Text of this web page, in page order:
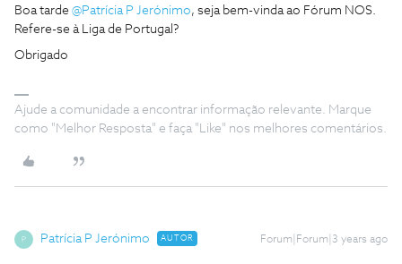
Boa tarde @Patrícia P Jerónimo, seja bem-vinda ao Fórum NOS.
Refere-se à Liga de Portugal?
Obrigado
Ajude a comunidade a encontrar informação relevante. Marque
como "Melhor Resposta" e faça "Like" nos melhores comentários.
P Patrícia P Jerónimo AUTOR Forum|Forum|3 years ago